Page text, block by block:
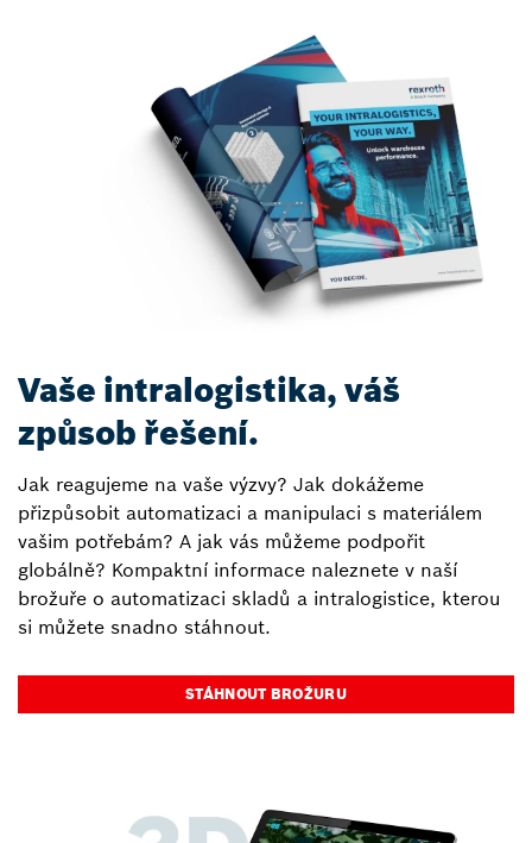
Vaše intralogistika, váš
způsob řešení.
Jak reagujeme na vaše výzvy? Jak dokážeme
přizpůsobit automatizaci a manipulaci s materiálem
vašim potřebám? A jak vás můžeme podpořit
globálně? Kompaktní informace naleznete v naší
brožuře o automatizaci skladů a intralogistice, kterou
si můžete snadno stáhnout.
STÁHNOUT BROŽURU